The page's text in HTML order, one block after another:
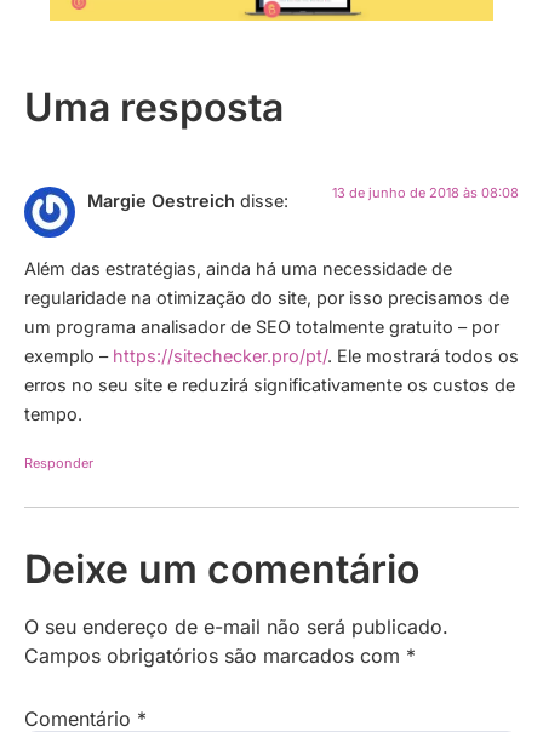
Uma resposta
Margie Oestreich disse: 13 de junho de 2018 às 08:08
Além das estratégias, ainda há uma necessidade de
regularidade na otimização do site, por isso precisamos de
um programa analisador de SEO totalmente gratuito – por
exemplo – https://sitechecker.pro/pt/. Ele mostrará todos os
erros no seu site e reduzirá significativamente os custos de
tempo.
Responder
Deixe um comentário
O seu endereço de e-mail não será publicado.
Campos obrigatórios são marcados com *
Comentário *